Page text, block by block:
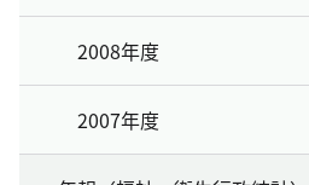
2008年度
2007年度